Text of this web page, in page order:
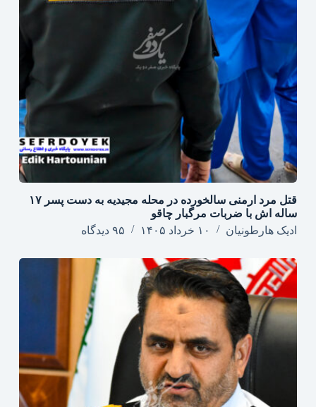
قتل مرد ارمنی سالخورده در محله مجیدیه به دست پسر ۱۷
ساله اش با ضربات مرگبار چاقو
ادیک هارطونیان
۱۰ خرداد ۱۴۰۵ ۹۵ دیدگاه